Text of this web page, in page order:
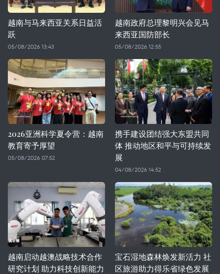
越南与马来西亚关系日益活
跃
05/08/2026 13:43
越南政府总理黎明兴会见马
来西亚国防部长
05/08/2026 12:55
2026亚洲科学夏令营：越南
教育寄予厚望
05/08/2026 07:52
携手建设团结强大东盟共同
体 推动地区和平与可持续发
展
04/08/2026 14:52
越南启动越澳战略技术合作
研究计划 助力科技创新能力
宝石湿地森林焕发新活力 社
区旅游助力得乐省绿色发展